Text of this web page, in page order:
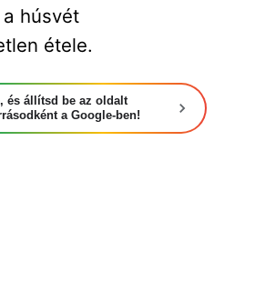
húsvét
étele.
és állítsd be az oldalt
a Google-ben!